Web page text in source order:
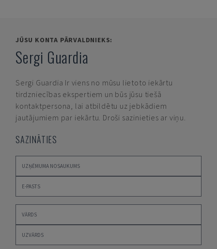
JŪSU KONTA PĀRVALDNIEKS:
Sergi Guardia
Sergi Guardia Ir viens no mūsu lietoto iekārtu
tirdzniecības ekspertiem un būs jūsu tiešā
kontaktpersona, lai atbildētu uz jebkādiem
jautājumiem par iekārtu. Droši sazinieties ar viņu.
SAZINĀTIES